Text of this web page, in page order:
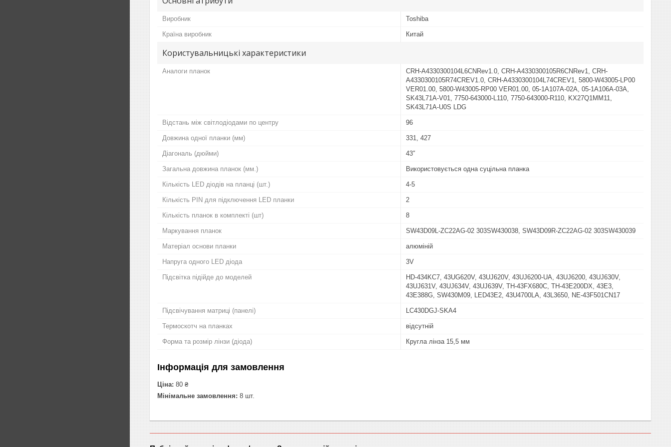
Виробник Toshiba
Країна виробник Китай
Користувальницькі характеристики
Аналоги планок
CRH-A4330300104L6CNRev1.0, CRH-A4330300105R6CNRev1, CRH-
A4330300105R74CREV1.0, CRH-A4330300104L74CREV1, 5800-W43005-LP00
VER01.00, 5800-W43005-RP00 VER01.00, 05-1A107A-02A, 05-1A106A-03A,
SK43L71A-V01, 7750-643000-L110, 7750-643000-R110, KX27Q1MM11,
SK43L71A-U0S LDG
Відстань між світлодіодами по центру 96
Довжина одної планки (мм) 331, 427
Діагональ (дюйми) 43″
Загальна довжина планок (мм.) Використовується одна суцільна планка
Кількість LED діодів на планці (шт.) 4-5
Кількість PIN для підключення LED планки 2
Кількість планок в комплекті (шт) 8
Маркування планок SW43D09L-ZC22AG-02 303SW430038, SW43D09R-ZC22AG-02 303SW430039
Матеріал основи планки алюміній
Напруга одного LED діода 3V
Підсвітка підійде до моделей
HD-434KC7, 43UG620V, 43UJ620V, 43UJ6200-UA, 43UJ6200, 43UJ630V,
43UJ631V, 43UJ634V, 43UJ639V, TH-43FX680C, TH-43E200DX, 43E3,
43E388G, SW430M09, LED43E2, 43U4700LA, 43L3650, NE-43F501CN17
Підсвічування матриці (панелі) LC430DGJ-SKA4
Термоскотч на планках відсутній
Форма та розмір лінзи (діода) Кругла лінза 15,5 мм
Інформація для замовлення
Ціна: 80 ₴
Мінімальне замовлення: 8 шт.